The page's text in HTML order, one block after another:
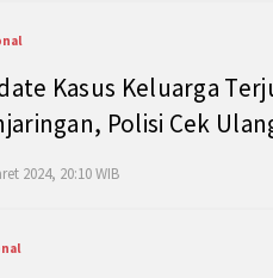
Kasus Keluarga
Polisi Cek
2024, 20:10 WIB